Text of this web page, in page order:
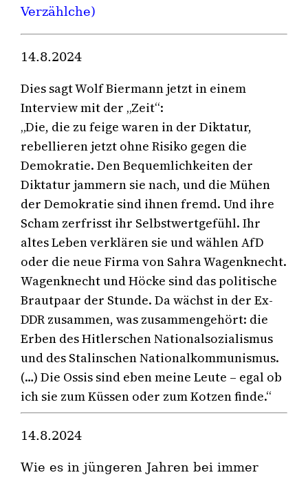
Verzählche)
14.8.2024
Dies sagt Wolf Biermann jetzt in einem
Interview mit der „Zeit“:
„Die, die zu feige waren in der Diktatur,
rebellieren jetzt ohne Risiko gegen die
Demokratie. Den Bequemlichkeiten der
Diktatur jammern sie nach, und die Mühen
der Demokratie sind ihnen fremd. Und ihre
Scham zerfrisst ihr Selbstwertgefühl. Ihr
altes Leben verklären sie und wählen AfD
oder die neue Firma von Sahra Wagenknecht.
Wagenknecht und Höcke sind das politische
Brautpaar der Stunde. Da wächst in der Ex-
DDR zusammen, was zusammengehört: die
Erben des Hitlerschen Nationalsozialismus
und des Stalinschen Nationalkommunismus.
(…) Die Ossis sind eben meine Leute – egal ob
ich sie zum Küssen oder zum Kotzen finde.“
14.8.2024
Wie es in jüngeren Jahren bei immer